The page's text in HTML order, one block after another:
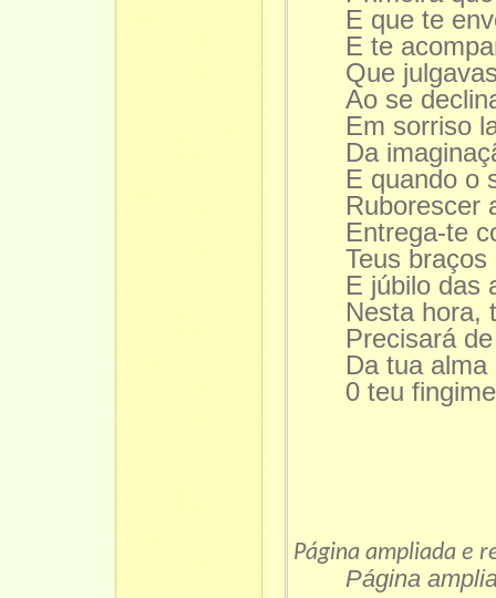
E que te
E te
Que
Ao se
Em sorriso
Da
E quando o
Ruborescer
Entrega-te
Teus
E júbilo das
Nesta hora,
Precisará
Da tua
0 teu
Página ampliada e
Página